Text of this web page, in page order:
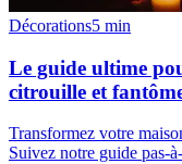
Décorations5 min
Le guide ultime
citrouille et
Transformez votre
Suivez notre guide pas-